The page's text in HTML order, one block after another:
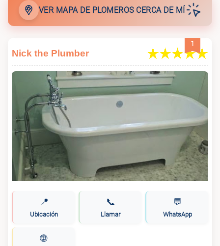
🚰
VER MAPA DE PLOMEROS CERCA DE MÍ
1
Nick the Plumber
📍
Ubicación
📞
Llamar
💬
WhatsApp
🌐